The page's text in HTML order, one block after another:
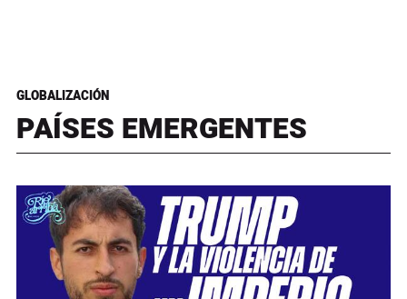
GLOBALIZACIÓN
PAÍSES EMERGENTES